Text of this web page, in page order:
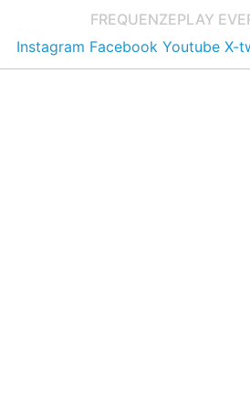
FREQUENZEPLAY
Instagram Facebook Youtube X-